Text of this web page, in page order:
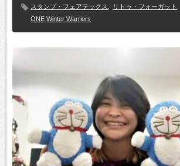
スタンプ・フェアテックス
リトゥ・フォーガット
ONE Winter Warriors